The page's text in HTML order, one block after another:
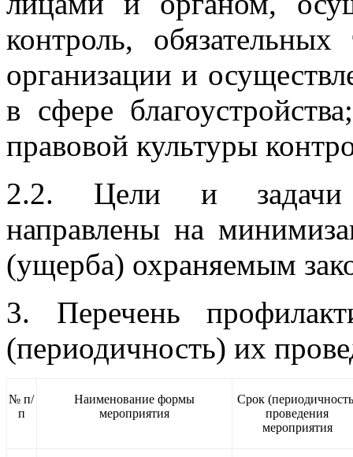
контроль,
организации и
в сфере
правовой культуры
2.2. Цели и задачи
направлены на
(ущерба) охраняемым
3. Перечень
(периодичность) их
№ п/
п
Наименование формы
мероприятия
Срок
проведения
мероприятия